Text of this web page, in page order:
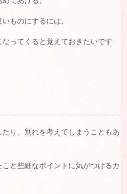
ものにするには、
ってくると覚えておきたいです
り、別れを考えてしまうこともあ
と些細なポイントに気がつけるカ